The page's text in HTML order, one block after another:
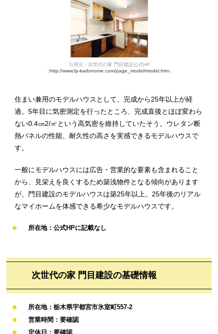
引用元：次世代の家 門目建設公式HP
（ http://www.fp-kadonome.com/page_model/model.htm）
住まい兼用のモデルハウスとして、完成から25年以上が経
過。5年目に気密測定を行ったところ、完成直後とほぼ変わら
ない0.4㎝2/㎡という高気密を維持していたそう。ウレタン断
熱パネルの性能、耐久性の高さを実感できるモデルハウスで
す。
一般にモデルハウスには広告・営業的な要素も含まれること
から、見栄えを良くするため築浅物件となる傾向があります
が、門目建設のモデルハウスは築25年以上。25年後のリアル
なマイホームを体感できる希少なモデルハウスです。
所在地：公式HPに記載なし
次世代の家 門目建設の基礎情報
所在地：栃木県宇都宮市氷室町557-2
営業時間：要確認
定休日：要確認